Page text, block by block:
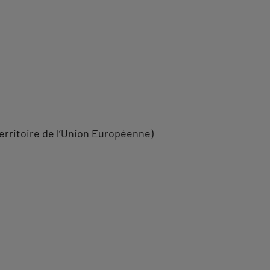
de l’Union Européenne)